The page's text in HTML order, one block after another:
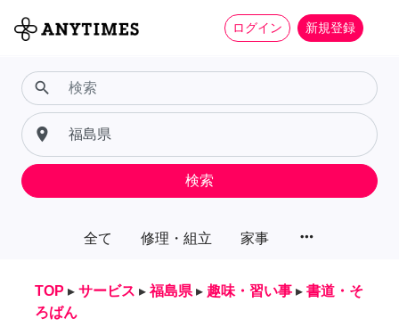
ログイン 新規登録
全て 修理・組立 家事 more_horiz
search
place
検索
TOP ▸ サービス ▸ 福島県 ▸ 趣味・習い事 ▸ 書道・そ
ろばん